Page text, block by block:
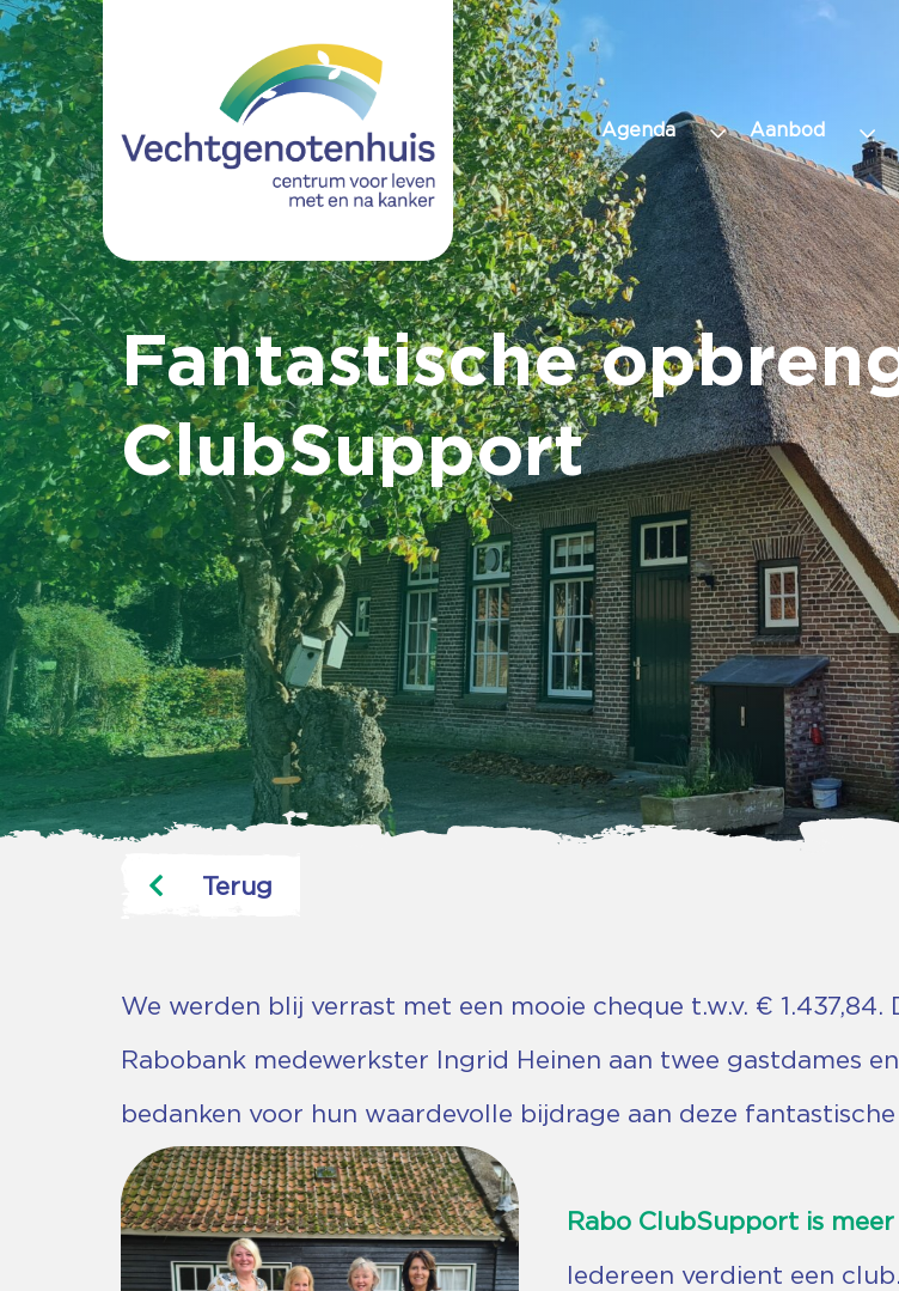
Agenda Aanbod
Fantastische
ClubSupport
Terug
We werden blij verrast met een mooie cheque t.w.v. €
Rabobank medewerkster Ingrid Heinen aan twee gastdames
bedanken voor hun waardevolle bijdrage aan deze
Rabo ClubSupport is
Iedereen verdient een